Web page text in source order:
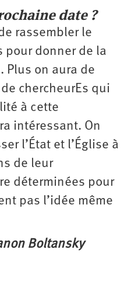
date ?
rassembler le
pour donner de la
Plus on aura de
chercheurEs qui
à cette
intéressant. On
l’État et l’Église à
de leur
déterminées pour
pas l’idée même
Boltansky